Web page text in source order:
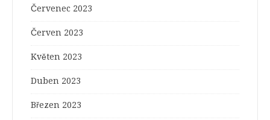
Červenec 2023
Červen 2023
Květen 2023
Duben 2023
Březen 2023